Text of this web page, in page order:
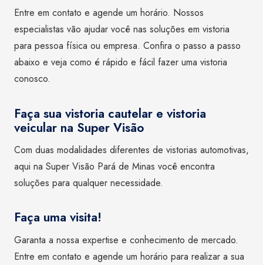
Entre em contato e agende um horário. Nossos
especialistas vão ajudar você nas soluções em vistoria
para pessoa física ou empresa. Confira o passo a passo
abaixo e veja como é rápido e fácil fazer uma vistoria
conosco.
Faça sua vistoria cautelar e vistoria
veicular na Super Visão
Com duas modalidades diferentes de vistorias automotivas,
aqui na Super Visão Pará de Minas você encontra
soluções para qualquer necessidade.
Faça uma visita!
Garanta a nossa expertise e conhecimento de mercado.
Entre em contato e agende um horário para realizar a sua